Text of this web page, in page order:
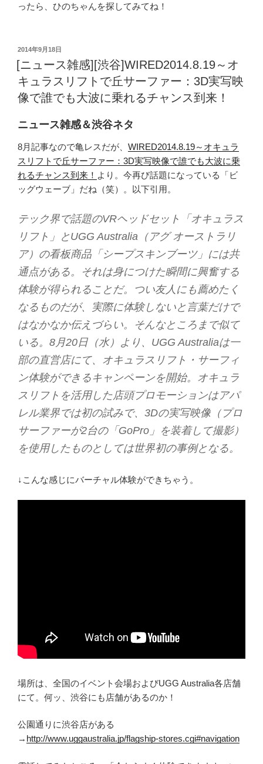
ったら、ひのちゃんを探してみてね！
投
稿
日:
2014年9月18日
[ニュース雑感][渋谷]WIRED2014.8.19～オ
キュラスリフトで丘サーファー：3D実写映
像で誰でも大波に乗れるチャンス到来！
ニュース雑感＆渋谷ネタ
8月記事なので亀レスだが、 WIRED2014.8.19～オキュラ
スリフトで丘サーファー：3D実写映像で誰でも大波に乗
れるチャンス到来！ より。今再び話題になっている「ビ
ッグウェーブ」だね（笑）。以下引用。
テック界で話題のVRヘッドセット「オキュラス
リフト」とUGG Australia（アグ オーストラリ
ア）の看板商品「シープスキンブーツ」には共
通点がある。それは身につけた瞬間に興奮する
体験が得られることだ。つい友人にも薦めたく
なるものだが、実際に体験しないと言葉だけで
はなかなか伝えづらい。そんなところまで似て
いる。8月20日（水）より、UGG Australiaは一
部の直営店にて、オキュラスリフト・サーフィ
ン体験ができるキャンペーンを開始。オキュラ
スリフトを活用した店頭プロモーションはアパ
レル業界では初の試みで、3Dの実写映像（プロ
サーファーが2台の「GoPro」を装着して撮影）
を使用したものとしては世界初の事例となる。
↓こんな感じにバーチャル体験ができちゃう。
場所は、全国のイベント会場およびUGG Australia各店舗
にて。何ッ、渋谷にも店舗があるのか！
公園通りに渋谷店がある
→ http://www.uggaustralia.jp/flagship-stores.cgi#navigation